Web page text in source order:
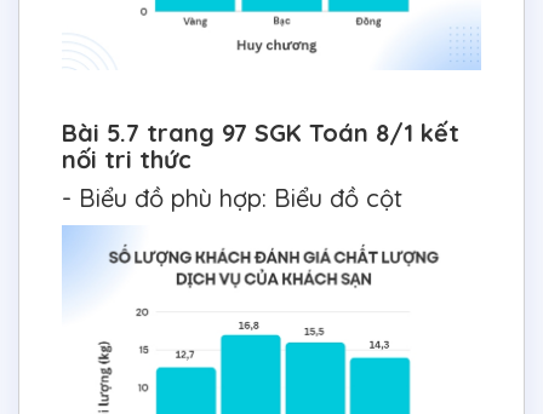
Bài 5.7 trang 97 SGK Toán 8/1 kết
nối tri thức
- Biểu đồ phù hợp: Biểu đồ cột